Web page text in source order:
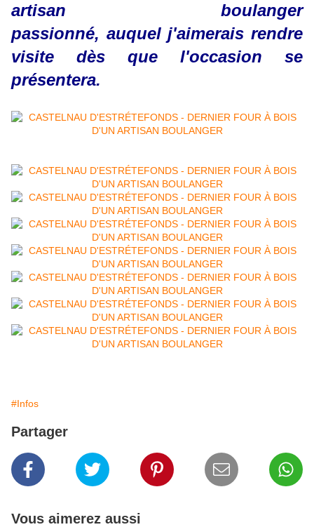
artisan boulanger
passionné, auquel j'aimerais rendre
visite dès que l'occasion se
présentera.
#Infos
Partager
Vous aimerez aussi